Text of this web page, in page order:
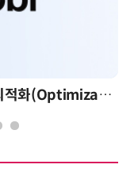
AI 시대의 의사결정을 바꾸는 수리최적화(Optimization): 실제 산업 적용 사례와 활용 전략